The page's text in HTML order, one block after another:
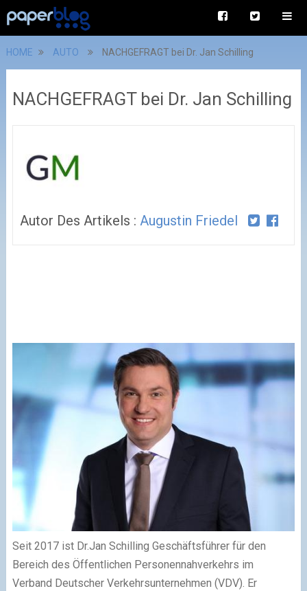
HOME AUTO NACHGEFRAGT bei Dr. Jan Schilling
NACHGEFRAGT bei Dr. Jan Schilling
Autor Des Artikels : Augustin Friedel
Seit 2017 ist Dr.Jan Schilling Geschäftsführer für den
Bereich des Öffentlichen Personennahverkehrs im
Verband Deutscher Verkehrsunternehmen (VDV). Er